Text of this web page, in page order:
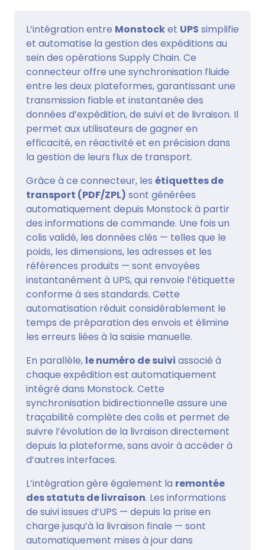
L’intégration entre Monstocket UPS simplifie
et automatise la gestion des expéditions au
sein des opérations Supply Chain. Ce
connecteur offre une synchronisation fluide
entre les deux plateformes, garantissant une
transmission fiable et instantanée des
données d’expédition, de suivi et de livraison. Il
permet aux utilisateurs de gagner en
efficacité, en réactivité et en précision dans
la gestion de leurs flux de transport.
Grâce à ce connecteur, les étiquettes de
transport (PDF/ZPL) sont générées
automatiquement depuis Monstock à partir
des informations de commande. Une fois un
colis validé, les données clés — telles que le
poids, les dimensions, les adresses et les
références produits — sont envoyées
instantanément à UPS, qui renvoie l’étiquette
conforme à ses standards. Cette
automatisation réduit considérablement le
temps de préparation des envois et élimine
les erreurs liées à la saisie manuelle.
En parallèle, le numéro de suivi associé à
chaque expédition est automatiquement
intégré dans Monstock. Cette
synchronisation bidirectionnelle assure une
traçabilité complète des colis et permet de
suivre l’évolution de la livraison directement
depuis la plateforme, sans avoir à accéder à
d’autres interfaces.
L’intégration gère également la remontée
des statuts de livraison. Les informations
de suivi issues d’UPS — depuis la prise en
charge jusqu’à la livraison finale — sont
automatiquement mises à jour dans